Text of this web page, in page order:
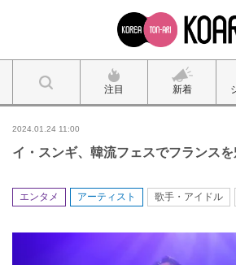
注目 新着
2024.01.24 11:00
イ・スンギ、韓流フェスでフランスを
エンタメ アーティスト 歌手・アイドル